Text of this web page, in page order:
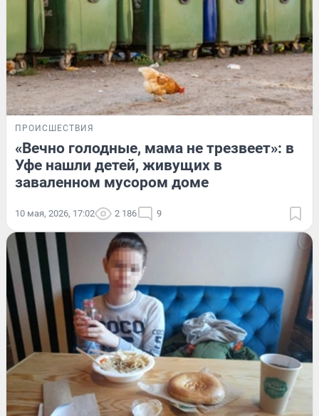
ПРОИСШЕСТВИЯ
«Вечно голодные, мама не трезвеет»: в
Уфе нашли детей, живущих в
заваленном мусором доме
10 мая, 2026, 17:02 2 186 9